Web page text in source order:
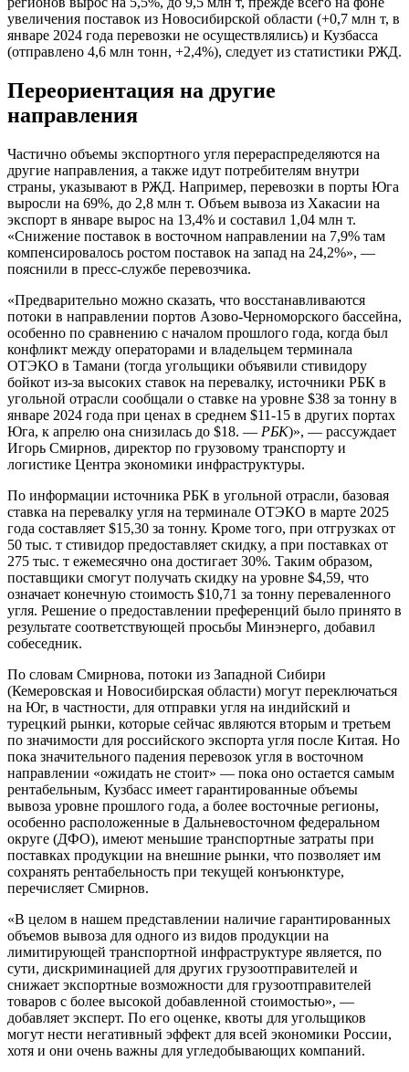
увеличения поставок из Новосибирской области (+0,7 млн т, в
январе 2024 года перевозки не осуществлялись) и Кузбасса
(отправлено 4,6 млн тонн, +2,4%), следует из статистики РЖД.
Переориентация на другие
направления
Частично объемы экспортного угля перераспределяются на
другие направления, а также идут потребителям внутри
страны, указывают в РЖД. Например, перевозки в порты Юга
выросли на 69%, до 2,8 млн т. Объем вывоза из Хакасии на
экспорт в январе вырос на 13,4% и составил 1,04 млн т.
«Снижение поставок в восточном направлении на 7,9% там
компенсировалось ростом поставок на запад на 24,2%», —
пояснили в пресс-службе перевозчика.
«Предварительно можно сказать, что восстанавливаются
потоки в направлении портов Азово-Черноморского бассейна,
особенно по сравнению с началом прошлого года, когда был
конфликт между операторами и владельцем терминала
ОТЭКО в Тамани (тогда угольщики объявили стивидору
бойкот из-за высоких ставок на перевалку, источники РБК в
угольной отрасли сообщали о ставке на уровне $38 за тонну в
январе 2024 года при ценах в среднем $11-15 в других портах
Юга, к апрелю она снизилась до $18. — РБК)», — рассуждает
Игорь Смирнов, директор по грузовому транспорту и
логистике Центра экономики инфраструктуры.
По информации источника РБК в угольной отрасли, базовая
ставка на перевалку угля на терминале ОТЭКО в марте 2025
года составляет $15,30 за тонну. Кроме того, при отгрузках от
50 тыс. т стивидор предоставляет скидку, а при поставках от
275 тыс. т ежемесячно она достигает 30%. Таким образом,
поставщики смогут получать скидку на уровне $4,59, что
означает конечную стоимость $10,71 за тонну переваленного
угля. Решение о предоставлении преференций было принято в
результате соответствующей просьбы Минэнерго, добавил
собеседник.
По словам Смирнова, потоки из Западной Сибири
(Кемеровская и Новосибирская области) могут переключаться
на Юг, в частности, для отправки угля на индийский и
турецкий рынки, которые сейчас являются вторым и третьем
по значимости для российского экспорта угля после Китая. Но
пока значительного падения перевозок угля в восточном
направлении «ожидать не стоит» — пока оно остается самым
рентабельным, Кузбасс имеет гарантированные объемы
вывоза уровне прошлого года, а более восточные регионы,
особенно расположенные в Дальневосточном федеральном
округе (ДФО), имеют меньшие транспортные затраты при
поставках продукции на внешние рынки, что позволяет им
сохранять рентабельность при текущей конъюнктуре,
перечисляет Смирнов.
«В целом в нашем представлении наличие гарантированных
объемов вывоза для одного из видов продукции на
лимитирующей транспортной инфраструктуре является, по
сути, дискриминацией для других грузоотправителей и
снижает экспортные возможности для грузоотправителей
товаров с более высокой добавленной стоимостью», —
добавляет эксперт. По его оценке, квоты для угольщиков
могут нести негативный эффект для всей экономики России,
хотя и они очень важны для угледобывающих компаний.